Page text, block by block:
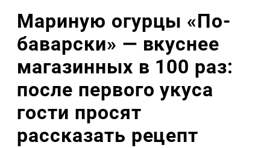
Мариную огурцы «По-
баварски» — вкуснее
магазинных в 100 раз:
после первого укуса
гости просят
рассказать рецепт